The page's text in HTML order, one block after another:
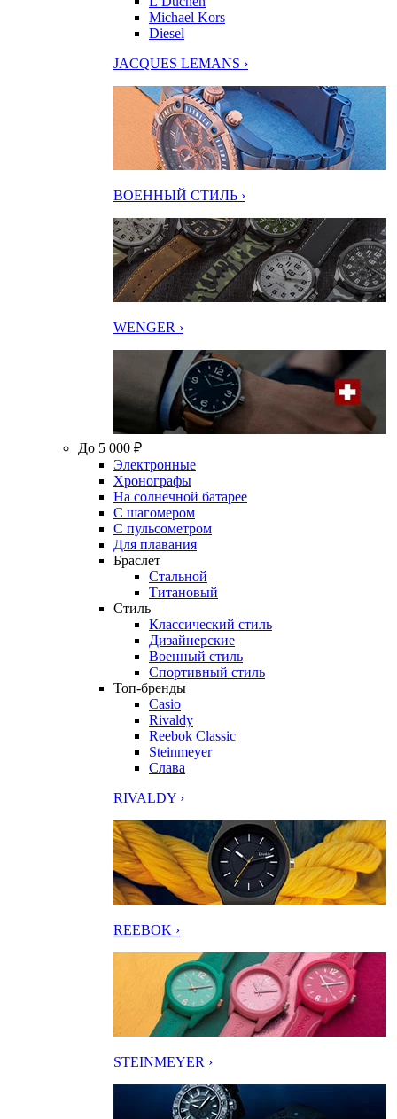
Michael Kors
Diesel
JACQUES LEMANS ›
ВОЕННЫЙ СТИЛЬ ›
WENGER ›
До 5 000 ₽
Электронные
Хронографы
На солнечной батарее
С шагомером
С пульсометром
Для плавания
Браслет
Стальной
Титановый
Стиль
Классический стиль
Дизайнерские
Военный стиль
Спортивный стиль
Топ-бренды
Casio
Rivaldy
Reebok Classic
Steinmeyer
Слава
RIVALDY ›
REEBOK ›
STEINMEYER ›